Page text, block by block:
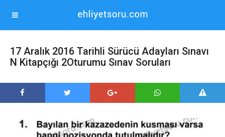
17 Aralık 2016 Tarihli Sürücü Adayları Sınavı
N Kitapçığı 2Oturumu Sınav Soruları